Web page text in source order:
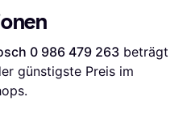
0 986 479 263 beträgt
günstigste Preis im